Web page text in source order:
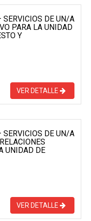
DE UN/A
PARA LA UNIDAD
Y
VER DETALLE
DE UN/A
UNIDAD DE
VER DETALLE